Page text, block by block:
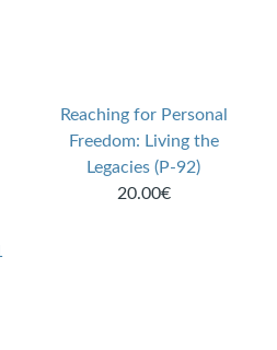
Reaching for Personal
Freedom: Living the
Legacies (P-92)
20.00€